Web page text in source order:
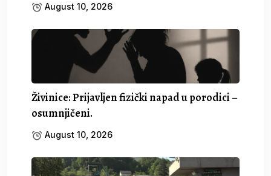
August 10, 2026
Živinice: Prijavljen fizički napad u porodici –
osumnjičeni.
August 10, 2026